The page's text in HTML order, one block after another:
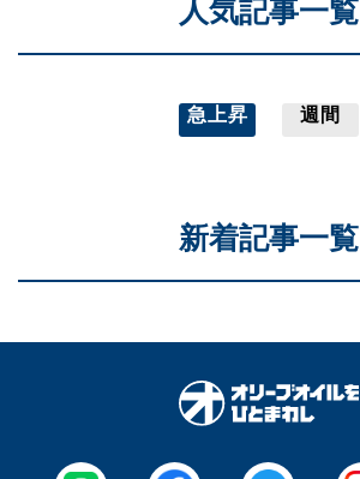
人気記事一覧
急上昇 週間
新着記事一覧